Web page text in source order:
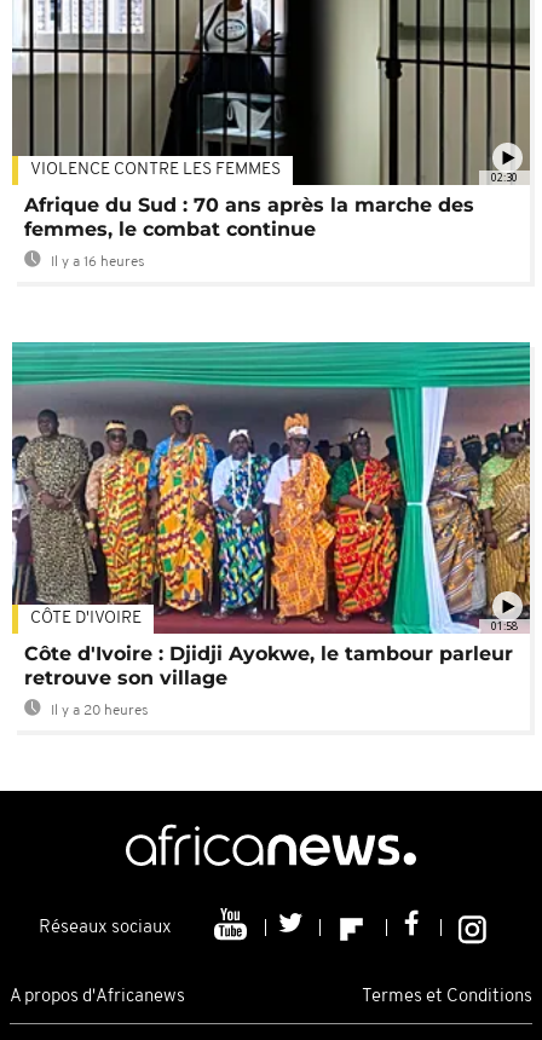
02:30
VIOLENCE CONTRE LES FEMMES
Afrique du Sud : 70 ans après la marche des
femmes, le combat continue
Il y a 16 heures
01:58
CÔTE D'IVOIRE
Côte d'Ivoire : Djidji Ayokwe, le tambour parleur
retrouve son village
Il y a 20 heures
Réseaux sociaux
A propos d'Africanews Termes et Conditions